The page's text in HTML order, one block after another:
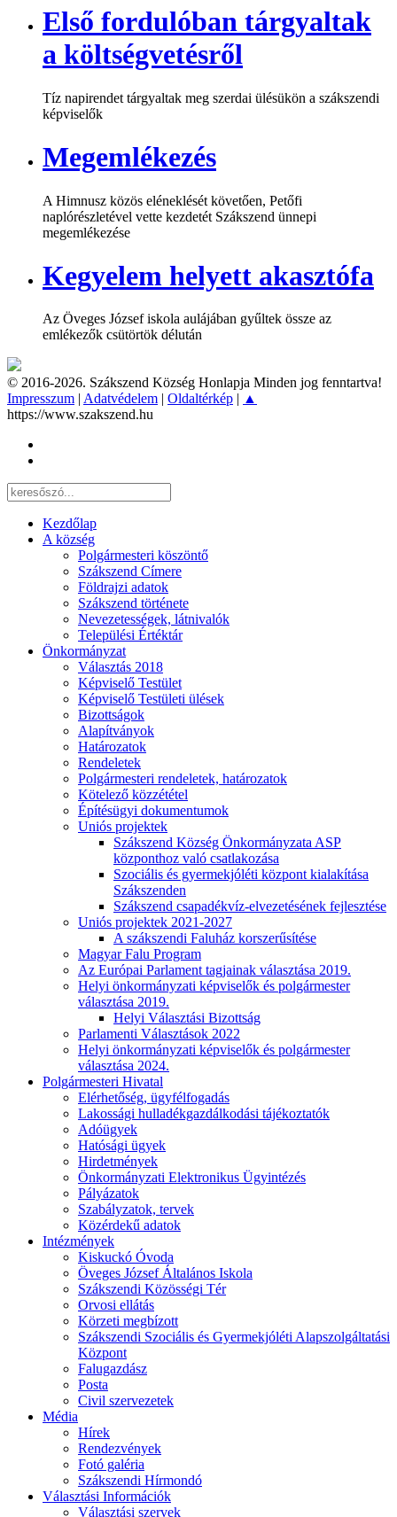
Első fordulóban tárgyaltak
a költségvetésről
Tíz napirendet tárgyaltak meg szerdai ülésükön a szákszendi
képviselők
Megemlékezés
A Himnusz közös eléneklését követően, Petőfi
naplórészletével vette kezdetét Szákszend ünnepi
megemlékezése
Kegyelem helyett akasztófa
Az Öveges József iskola aulájában gyűltek össze az
emlékezők csütörtök délután
© 2016-2026. Szákszend Község Honlapja Minden jog fenntartva!
Impresszum | Adatvédelem | Oldaltérkép | ▲
https://www.szakszend.hu
Kezdőlap
A község
Polgármesteri köszöntő
Szákszend Címere
Földrajzi adatok
Szákszend története
Nevezetességek, látnivalók
Települési Értéktár
Önkormányzat
Választás 2018
Képviselő Testület
Képviselő Testületi ülések
Bizottságok
Alapítványok
Határozatok
Rendeletek
Polgármesteri rendeletek, határozatok
Kötelező közzététel
Építésügyi dokumentumok
Uniós projektek
Szákszend Község Önkormányzata ASP
központhoz való csatlakozása
Szociális és gyermekjóléti központ kialakítása
Szákszenden
Szákszend csapadékvíz-elvezetésének fejlesztése
Uniós projektek 2021-2027
A szákszendi Faluház korszerűsítése
Magyar Falu Program
Az Európai Parlament tagjainak választása 2019.
Helyi önkormányzati képviselők és polgármester
választása 2019.
Helyi Választási Bizottság
Parlamenti Választások 2022
Helyi önkormányzati képviselők és polgármester
választása 2024.
Polgármesteri Hivatal
Elérhetőség, ügyfélfogadás
Lakossági hulladékgazdálkodási tájékoztatók
Adóügyek
Hatósági ügyek
Hirdetmények
Önkormányzati Elektronikus Ügyintézés
Pályázatok
Szabályzatok, tervek
Közérdekű adatok
Intézmények
Kiskuckó Óvoda
Öveges József Általános Iskola
Szákszendi Közösségi Tér
Orvosi ellátás
Körzeti megbízott
Szákszendi Szociális és Gyermekjóléti Alapszolgáltatási
Központ
Falugazdász
Posta
Civil szervezetek
Média
Hírek
Rendezvények
Fotó galéria
Szákszendi Hírmondó
Választási Információk
Választási szervek